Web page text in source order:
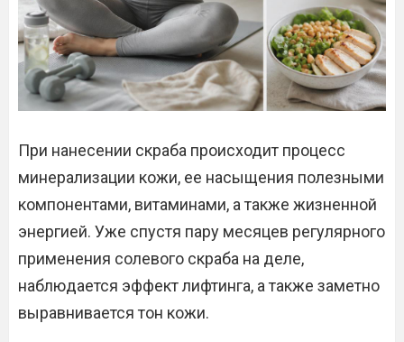
При нанесении скраба происходит процесс
минерализации кожи, ее насыщения полезными
компонентами, витаминами, а также жизненной
энергией. Уже спустя пару месяцев регулярного
применения солевого скраба на деле,
наблюдается эффект лифтинга, а также заметно
выравнивается тон кожи.